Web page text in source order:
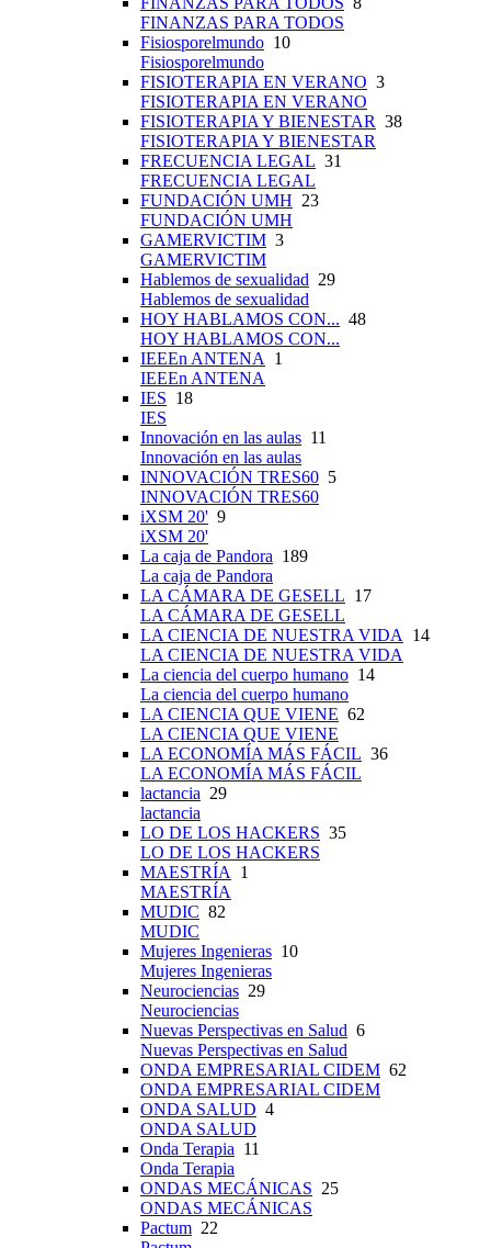
FINANZAS PARA TODOS
Fisiosporelmundo 10
Fisiosporelmundo
FISIOTERAPIA EN VERANO 3
FISIOTERAPIA EN VERANO
FISIOTERAPIA Y BIENESTAR 38
FISIOTERAPIA Y BIENESTAR
FRECUENCIA LEGAL 31
FRECUENCIA LEGAL
FUNDACIÓN UMH 23
FUNDACIÓN UMH
GAMERVICTIM 3
GAMERVICTIM
Hablemos de sexualidad 29
Hablemos de sexualidad
HOY HABLAMOS CON... 48
HOY HABLAMOS CON...
IEEEn ANTENA
1
IEEEn ANTENA
IES 18
IES
Innovación en las aulas 11
Innovación en las aulas
INNOVACIÓN TRES60 5
INNOVACIÓN TRES60
iXSM 20' 9
iXSM 20'
La caja de Pandora 189
La caja de Pandora
LA CÁMARA DE GESELL 17
LA CÁMARA DE GESELL
LA CIENCIA DE NUESTRA VIDA
14
LA CIENCIA DE NUESTRA VIDA
La ciencia del cuerpo humano 14
La ciencia del cuerpo humano
LA CIENCIA QUE VIENE 62
LA CIENCIA QUE VIENE
LA ECONOMÍA MÁS FÁCIL 36
LA ECONOMÍA MÁS FÁCIL
lactancia 29
lactancia
LO DE LOS HACKERS 35
LO DE LOS HACKERS
MAESTRÍA
1
MAESTRÍA
MUDIC 82
MUDIC
Mujeres Ingenieras 10
Mujeres Ingenieras
Neurociencias 29
Neurociencias
Nuevas Perspectivas en Salud 6
Nuevas Perspectivas en Salud
ONDA EMPRESARIAL CIDEM 62
ONDA EMPRESARIAL CIDEM
ONDA SALUD 4
ONDA SALUD
Onda Terapia 11
Onda Terapia
ONDAS MECÁNICAS 25
ONDAS MECÁNICAS
Pactum 22